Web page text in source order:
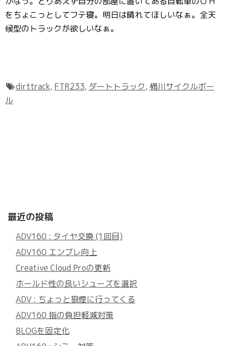
をちょこっとしてフテ寝。明日は晴れてほしいなぁ。全天
候型のトラックが欲しいなぁ。
dirttrack, FTR233, ダートトラック, 桶川サイクルボー
ル
最近の投稿
ADV160 : タイヤ交換 (1回目)
ADV160 エンブレ向上
Creative Cloud Proの更新
ホールド性の良いシューズを選択
ADV : ちょっと狼煙に行ってくる
ADV160 指の負担軽減対策
BLOGを固定化